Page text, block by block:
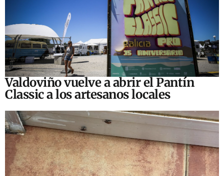
Valdoviño vuelve a abrir el Pantín
Classic a los artesanos locales